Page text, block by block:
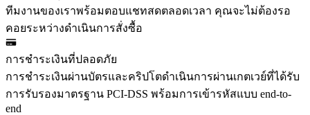
ทีมงานของเราพร้อมตอบแชทสดตลอดเวลา คุณจะไม่ต้องรอ
คอยระหว่างดำเนินการสั่งซื้อ
การชำระเงินที่ปลอดภัย
การชำระเงินผ่านบัตรและคริปโตดำเนินการผ่านเกตเวย์ที่ได้รับ
การรับรองมาตรฐาน PCI-DSS พร้อมการเข้ารหัสแบบ end-to-
end